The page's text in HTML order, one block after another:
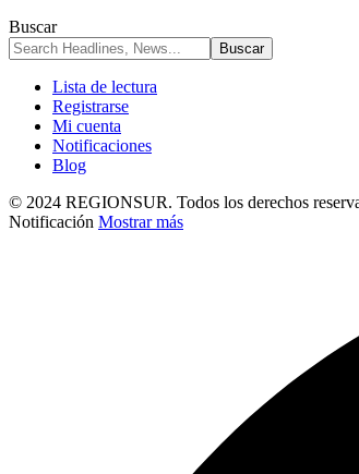
Buscar
Lista de lectura
Registrarse
Mi cuenta
Notificaciones
Blog
© 2024 REGIONSUR. Todos los derechos
Notificación Mostrar más